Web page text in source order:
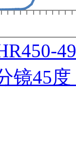
镜45度